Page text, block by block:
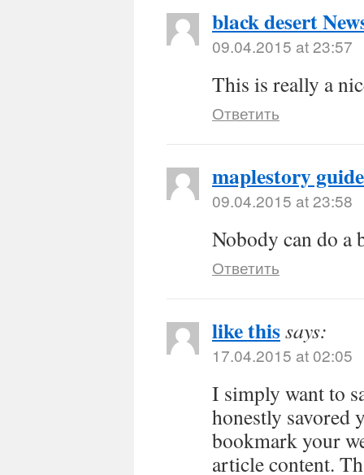
black desert
09.04.2015 at 23:57
This is really a
Ответить
maplestory guide
09.04.2015 at 23:58
Nobody can do a
Ответить
like thissays:
17.04.2015 at 02:05
I simply want to
honestly savored
bookmark your
article content.